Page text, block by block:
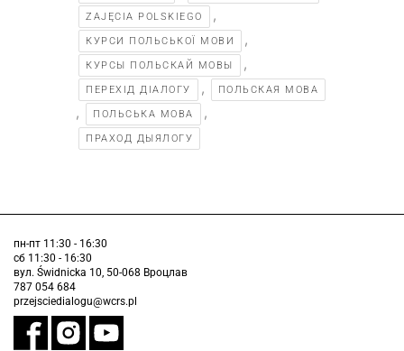
ZAJĘCIA POLSKIEGO ,
КУРСИ ПОЛЬСЬКОЇ МОВИ ,
КУРСЫ ПОЛЬСКАЙ МОВЫ ,
ПЕРЕХІД ДІАЛОГУ , ПОЛЬСКАЯ МОВА
, ПОЛЬСЬКА МОВА ,
ПРАХОД ДЫЯЛОГУ
пн-пт 11:30 - 16:30
сб 11:30 - 16:30
вул. Świdnicka 10, 50-068 Вроцлав
787 054 684
przejsciedialogu@wcrs.pl